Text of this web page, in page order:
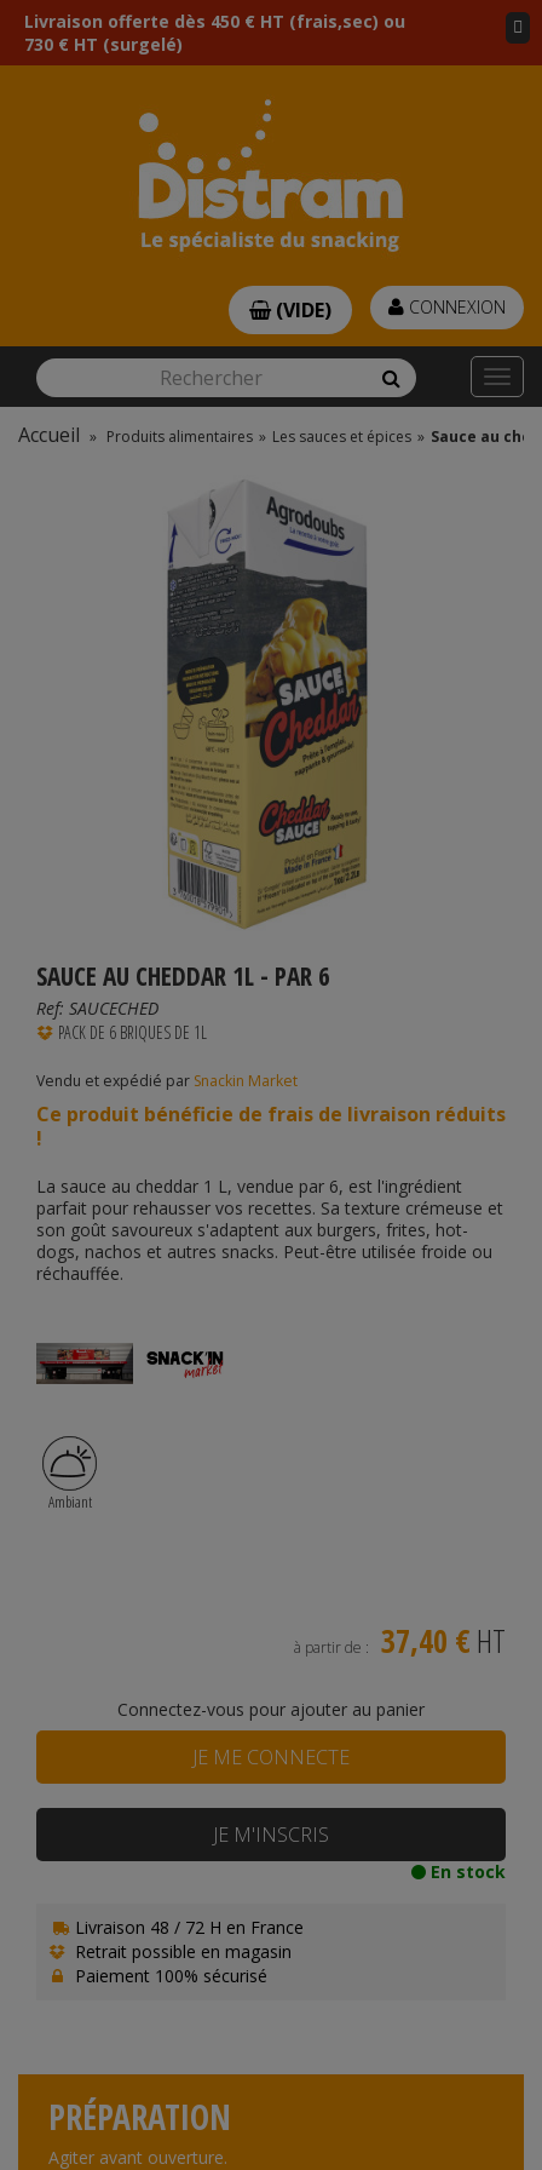
Livraison offerte dès 450 € HT (frais,sec) ou
730 € HT (surgelé)
Rechercher Rechercher
CONNEXION
(VIDE)
Accueil » Produits alimentaires » Les sauces et épices » Sauce au
SAUCE AU CHEDDAR 1L - PAR 6
Ref: SAUCECHED
PACK DE 6 BRIQUES DE 1L
Vendu et expédié par Snackin Market
Ce produit bénéficie de frais de livraison réduits
!
La sauce au cheddar 1 L, vendue par 6, est l'ingrédient
parfait pour rehausser vos recettes. Sa texture crémeuse et
son goût savoureux s'adaptent aux burgers, frites, hot-
dogs, nachos et autres snacks. Peut-être utilisée froide ou
réchauffée.
Ambiant
à partir de : 37,40 € HT
Connectez-vous pour ajouter au panier
JE ME CONNECTE
JE M'INSCRIS
En stock
Livraison 48 / 72 H en France
Retrait possible en magasin
Paiement 100% sécurisé
PRÉPARATION
Agiter avant ouverture.